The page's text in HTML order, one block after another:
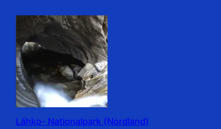
Láhko- Nationalpark (Nordland)